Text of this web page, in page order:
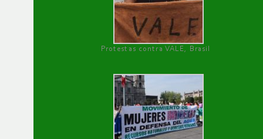
Protestas contra VALE, Brasil